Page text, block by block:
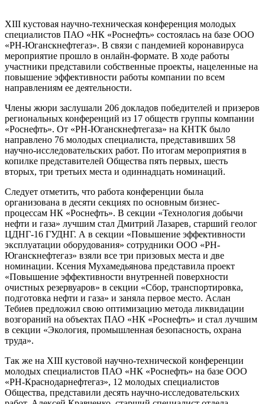
XIII кустовая научно-техническая конференция молодых
специалистов ПАО «НК «Роснефть» состоялась на базе ООО
«РН-Юганскнефтегаз». В связи с пандемией коронавируса
мероприятие прошло в онлайн-формате. В ходе работы
участники представили собственные проекты, нацеленные на
повышение эффективности работы компании по всем
направлениям ее деятельности.
Члены жюри заслушали 206 докладов победителей и призеров
региональных конференций из 17 обществ группы компании
«Роснефть». От «РН-Юганскнефтегаза» на КНТК было
направлено 76 молодых специалиста, представивших 58
научно-исследовательских работ. По итогам мероприятия в
копилке представителей Общества пять первых, шесть
вторых, три третьих места и одиннадцать номинаций.
Следует отметить, что работа конференции была
организована в десяти секциях по основным бизнес-
процессам НК «Роснефть». В секции «Технология добычи
нефти и газа» лучшим стал Дмитрий Лазарев, старший геолог
ЦДНГ-16 ГУДНГ. А в секции «Повышение эффективности
эксплуатации оборудования» сотрудники ООО «РН-
Юганскнефтегаз» взяли все три призовых места и две
номинации. Ксения Мухамедьянова представила проект
«Повышение эффективности внутренней поверхности
очистных резервуаров» в секции «Сбор, транспортировка,
подготовка нефти и газа» и заняла первое место. Аслан
Тебиев предложил свою оптимизацию метода ликвидации
возгораний на объектах ПАО «НК «Роснефть» и стал лучшим
в секции «Экология, промышленная безопасность, охрана
труда».
Так же на XIII кустовой научно-технической конференции
молодых специалистов ПАО «НК «Роснефть» на базе ООО
«PH-Краснодарнефтегаз», 12 молодых специалистов
Общества, представили десять научно-исследовательских